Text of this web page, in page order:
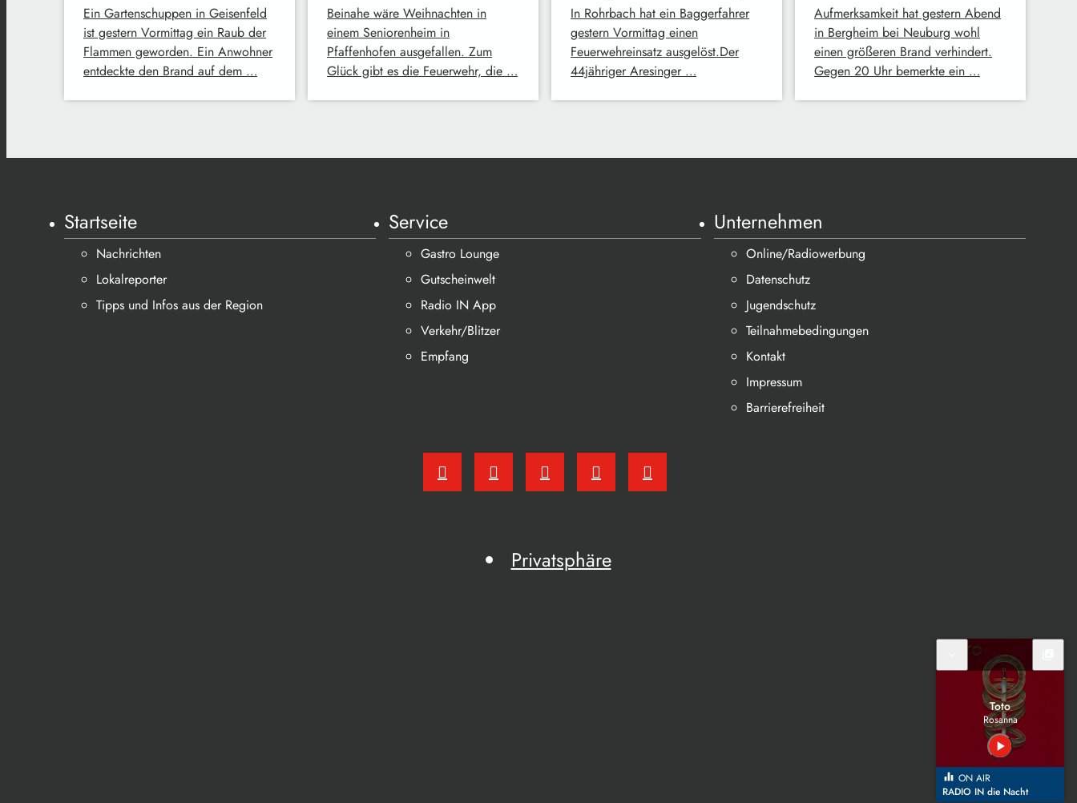
Ein Gartenschuppen in Geisenfeld
ist gestern Vormittag ein Raub der
Flammen geworden. Ein Anwohner
entdeckte den Brand auf dem …
Beinahe wäre Weihnachten in
einem Seniorenheim in
Pfaffenhofen ausgefallen. Zum
Glück gibt es die Feuerwehr, die …
In Rohrbach hat ein Baggerfahrer
gestern Vormittag einen
Feuerwehreinsatz ausgelöst.Der
44jähriger Aresinger …
Aufmerksamkeit hat gestern Abend
in Bergheim bei Neuburg wohl
einen größeren Brand verhindert.
Gegen 20 Uhr bemerkte ein …
Startseite
Nachrichten
Lokalreporter
Tipps und Infos aus der Region
Service
Gastro Lounge
Gutscheinwelt
Radio IN App
Verkehr/Blitzer
Empfang
Unternehmen
Online/Radiowerbung
Datenschutz
Jugendschutz
Teilnahmebedingungen
Kontakt
Impressum
Barrierefreiheit
Privatsphäre
Toto
Rosanna
play_arrow
equalizer ON AIR
RADIO IN die Nacht